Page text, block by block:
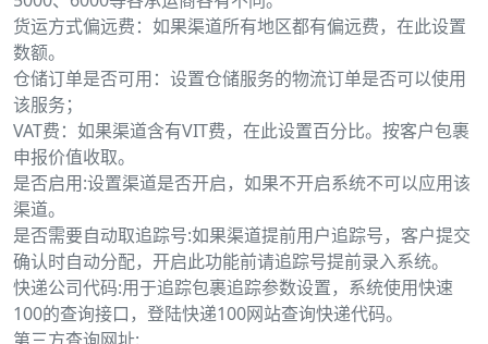
货运方式偏远费：如果渠道所有地区都有偏远费，在此设置
数额。
仓储订单是否可用：设置仓储服务的物流订单是否可以使用
该服务；
VAT费：如果渠道含有VIT费，在此设置百分比。按客户包裹
申报价值收取。
是否启用:设置渠道是否开启，如果不开启系统不可以应用该
渠道。
是否需要自动取追踪号:如果渠道提前用户追踪号，客户提交
确认时自动分配，开启此功能前请追踪号提前录入系统。
快递公司代码:用于追踪包裹追踪参数设置，系统使用快速
100的查询接口，登陆快递100网站查询快递代码。